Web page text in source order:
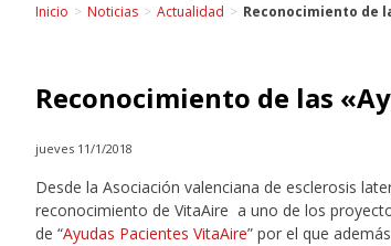
Inicio > Noticias > Actualidad > Reconocimiento de
Reconocimiento de las
jueves 11/1/2018
Desde la Asociación valenciana de esclerosis
reconocimiento de VitaAire a uno de los
de “Ayudas Pacientes VitaAire” por el que